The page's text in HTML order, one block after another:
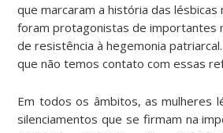
que marcaram a história das lésbicas
foram protagonistas de importantes
de resistência à hegemonia
que não temos contato com essas
Em todos os âmbitos, as mulheres
silenciamentos que se firmam na